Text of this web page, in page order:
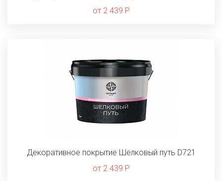
от 2 439 Р
Декоративное покрытие Шелковый путь D721
от 2 439 Р